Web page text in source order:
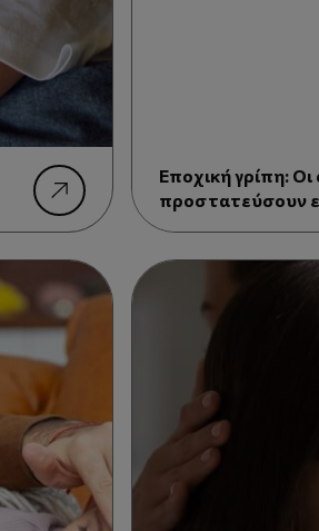
Εποχική γρίπη:
προστατεύσουν
σου